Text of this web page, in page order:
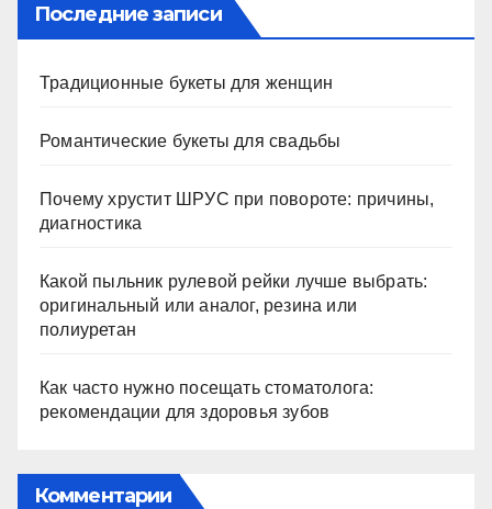
Последние записи
Традиционные букеты для женщин
Романтические букеты для свадьбы
Почему хрустит ШРУС при повороте: причины,
диагностика
Какой пыльник рулевой рейки лучше выбрать:
оригинальный или аналог, резина или
полиуретан
Как часто нужно посещать стоматолога:
рекомендации для здоровья зубов
Комментарии